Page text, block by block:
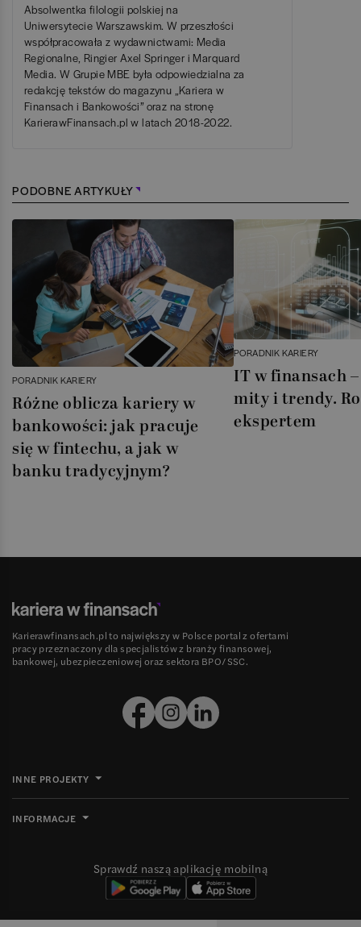
Absolwentka filologii polskiej na
Uniwersytecie Warszawskim. W przeszłości
współpracowała z wydawnictwami: Media
Regionalne, Ringier Axel Springer i Marquard
Media. W Grupie MBE była odpowiedzialna za
redakcję tekstów do magazynu „Kariera w
Finansach i Bankowości” oraz na stronę
KarierawFinansach.pl w latach 2018-2022.
PODOBNE ARTYKUŁY
PORADNIK KARIERY
Różne oblicza kariery w
bankowości: jak pracuje
się w fintechu, a jak w
banku tradycyjnym?
PORADNIK KARIERY
IT w finansach
mity i trendy.
ekspertem
Karierawfinansach.pl to największy w Polsce portal z ofertami
pracy przeznaczony dla specjalistów z branży finansowej,
bankowej, ubezpieczeniowej oraz sektora BPO/SSC.
INNE PROJEKTY
INFORMACJE
Sprawdź naszą aplikację mobilną